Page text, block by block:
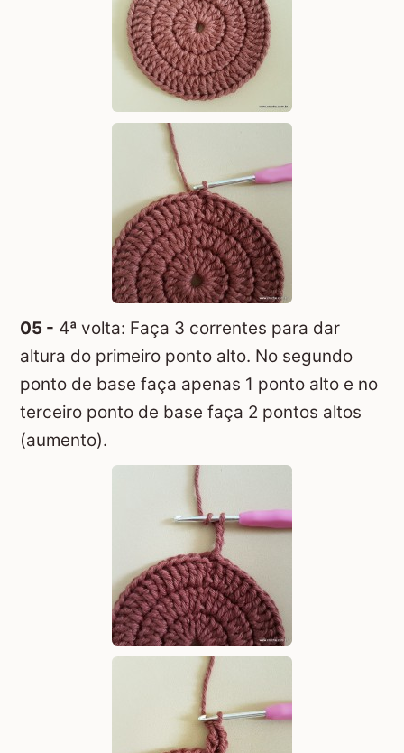
05 - 4ª volta: Faça 3 correntes para dar
altura do primeiro ponto alto. No segundo
ponto de base faça apenas 1 ponto alto e no
terceiro ponto de base faça 2 pontos altos
(aumento).